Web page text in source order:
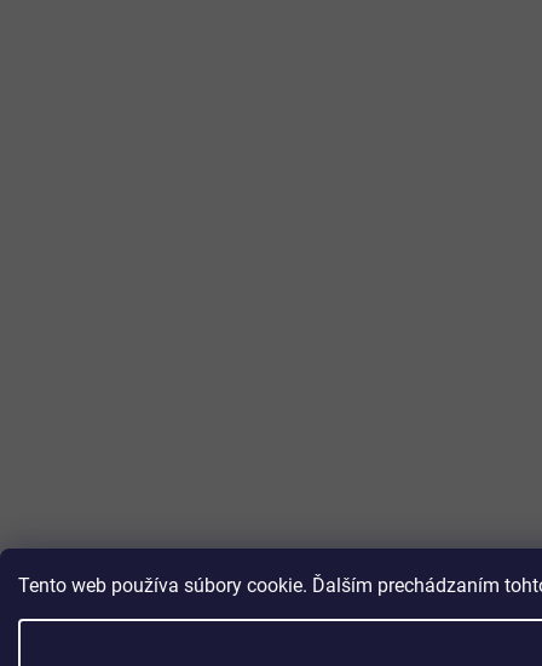
Tento web používa súbory cookie. Ďalším prechádzaním